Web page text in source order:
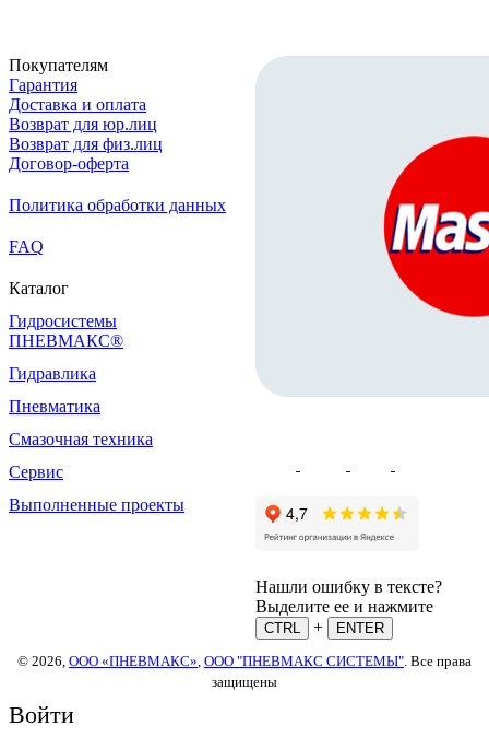
Покупателям
Гарантия
Доставка и оплата
Возврат для юр.лиц
Возврат для физ.лиц
Договор-оферта
Политика обработки данных
FAQ
Каталог
Гидросистемы
ПНЕВМАКС®
Гидравлика
Пневматика
Смазочная техника
Сервис
Выполненные проекты
Нашли ошибку в тексте?
Выделите ее и нажмите
CTRL +
ENTER
© 2026, ООО «ПНЕВМАКС» ООО "ПНЕВМАКС СИСТЕМЫ" . Все права
защищены
Войти